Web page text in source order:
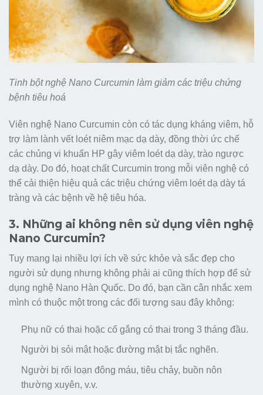
Tinh bột nghệ Nano Curcumin làm giảm các triệu chứng
bệnh tiêu hoá
Viên nghệ Nano Curcumin còn có tác dụng kháng viêm, hỗ
trợ làm lành vết loét niêm mạc dạ dày, đồng thời ức chế
các chủng vi khuẩn HP gây viêm loét dạ dày, trào ngược
dạ dày. Do đó, hoạt chất Curcumin trong mỗi viên nghệ có
thể cải thiện hiệu quả các triệu chứng viêm loét dạ dày tá
tràng và các bệnh về hệ tiêu hóa.
3. Những ai không nên sử dụng viên nghệ
Nano Curcumin?
Tuy mang lại nhiều lợi ích về sức khỏe và sắc đẹp cho
người sử dụng nhưng không phải ai cũng thích hợp để sử
dụng nghệ Nano Hàn Quốc. Do đó, bạn cần cân nhắc xem
mình có thuộc một trong các đối tượng sau đây không:
Phụ nữ có thai hoặc cố gắng có thai trong 3 tháng đầu.
Người bị sỏi mật hoặc đường mật bị tắc nghẽn.
Người bị rối loạn đông máu, tiêu chảy, buồn nôn
thường xuyên, v.v.